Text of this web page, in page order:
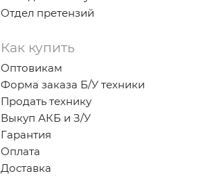
Отдел претензий
Как купить
Оптовикам
Форма заказа Б/У техники
Продать технику
Выкуп АКБ и З/У
Гарантия
Оплата
Доставка